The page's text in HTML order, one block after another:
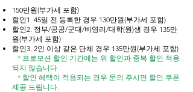
150만원(부가세 포함)
할인1. 45일 전 등록한 경우 130만원(부가세 포함)
할인2. 정부/공공/군대/비영리/대학(원)생 경우 135만
원(부가세 포함)
할인3. 2인 이상 같은 단체 경우 135만원(부가세 포함)
* 프로모션 할인 기간에는 위 할인과 중복 할인 적용
되지 않습니다.
* 할인 혜택이 적용되는 경우 문의 주시면 할인 쿠폰
제공 드립니다.